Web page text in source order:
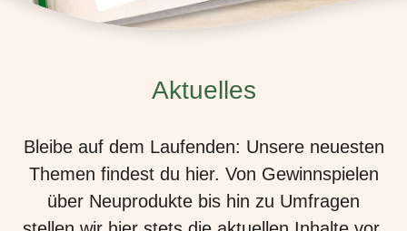
Aktuelles
Bleibe auf dem Laufenden: Unsere neuesten
Themen findest du hier. Von Gewinnspielen
über Neuprodukte bis hin zu Umfragen